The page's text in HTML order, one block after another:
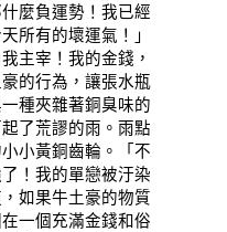
麼負運勢！我已經
所有的壞運氣！」
主宰！我的金錢，
的行為，讓張水瓶
種夾雜著銅臭味的
了荒謬的雨。雨點
小黃銅齒輪。「不
！我的單戀被汙染
如果牛土豪的物質
一個充滿金錢和俗